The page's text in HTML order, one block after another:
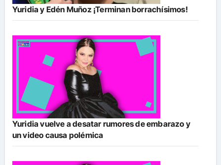
Yuridia y Edén Muñoz ¡Terminan borrachísimos!
Yuridia vuelve a desatar rumores de embarazo y
un video causa polémica